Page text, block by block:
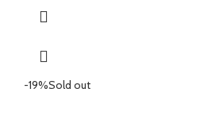
-19%Sold out